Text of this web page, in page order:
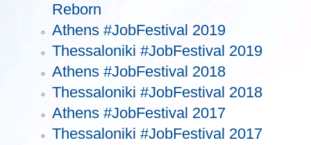
Reborn
Athens #JobFestival 2019
Thessaloniki #JobFestival 2019
Athens #JobFestival 2018
Thessaloniki #JobFestival 2018
Athens #JobFestival 2017
Τhessaloniki #JobFestival 2017